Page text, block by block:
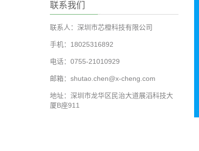
联系我们
联系人：深圳市芯橙科技有限公司
手机：18025316892
电话：0755-21010929
邮箱：shutao.chen@x-cheng.com
地址：深圳市龙华区民治大道展滔科技大
厦B座911